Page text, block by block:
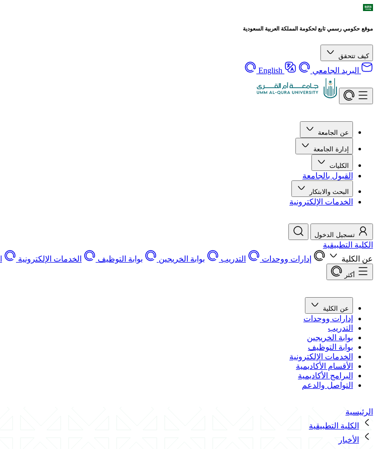
موقع حكومي رسمي تابع لحكومة المملكة العربية السعودية
كيف تتحقق
البريد الجامعي English
عن الجامعة
إدارة الجامعة
الكليات
القبول بالجامعة
البحث والابتكار
الخدمات الإلكترونية
تسجيل الدخول
الكلية التطبيقية
عن الكلية
إدارات ووحدات التدريب بوابة الخريجين بوابة التوظيف الخدمات الإلكترونية
أكثر
عن الكلية
إدارات ووحدات
التدريب
بوابة الخريجين
بوابة التوظيف
الخدمات الإلكترونية
الأقسام الأكاديمية
البرامج الأكاديمية
التواصل والدعم
الرئيسية
الكلية التطبيقية
الأخبار